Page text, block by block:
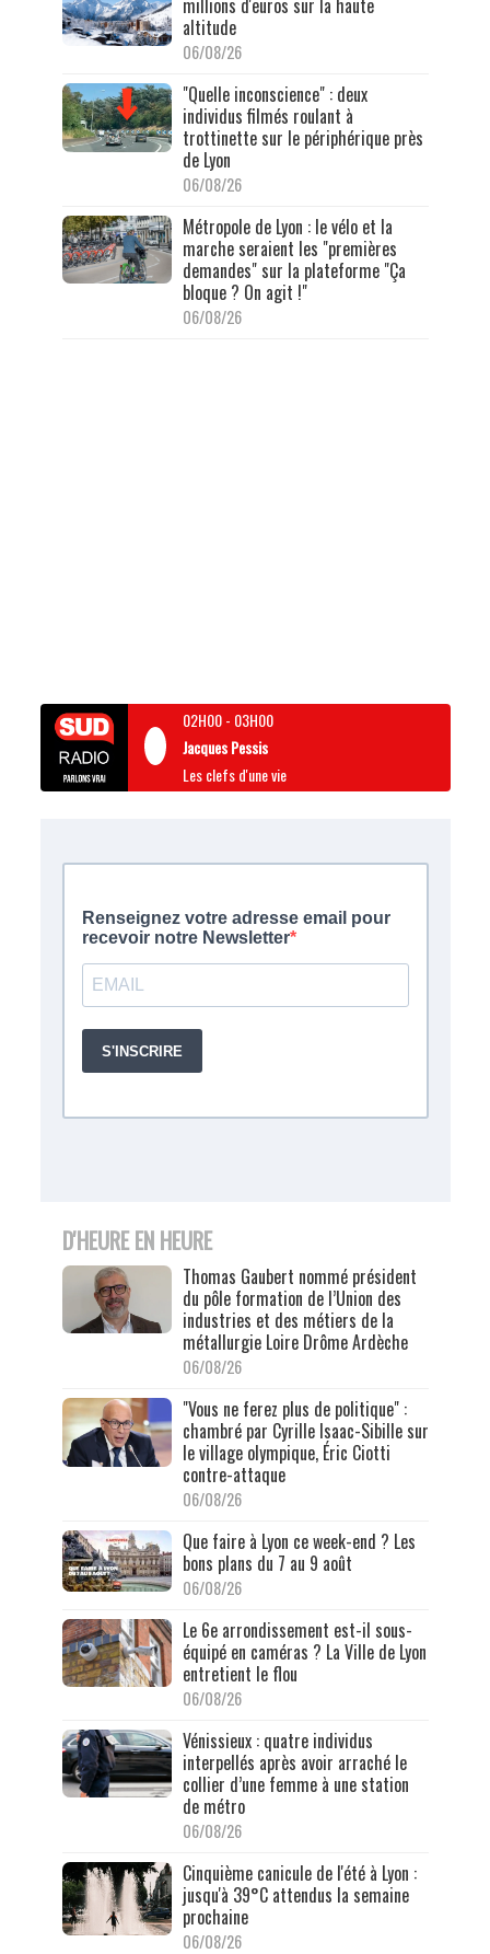
millions d'euros sur la haute
altitude
06/08/26
"Quelle inconscience" : deux
individus filmés roulant à
trottinette sur le périphérique près
de Lyon
06/08/26
Métropole de Lyon : le vélo et la
marche seraient les "premières
demandes" sur la plateforme "Ça
bloque ? On agit !"
06/08/26
02H00- 03H00
Jacques Pessis
Les clefs d'une vie
D'HEURE EN HEURE
Thomas Gaubert nommé président
du pôle formation de l’Union des
industries et des métiers de la
métallurgie Loire Drôme Ardèche
06/08/26
"Vous ne ferez plus de politique" :
chambré par Cyrille Isaac-Sibille sur
le village olympique, Éric Ciotti
contre-attaque
06/08/26
Que faire à Lyon ce week-end ? Les
bons plans du 7 au 9 août
06/08/26
Le 6e arrondissement est-il sous-
équipé en caméras ? La Ville de Lyon
entretient le flou
06/08/26
Vénissieux : quatre individus
interpellés après avoir arraché le
collier d’une femme à une station
de métro
06/08/26
Cinquième canicule de l'été à Lyon :
jusqu'à 39°C attendus la semaine
prochaine
06/08/26